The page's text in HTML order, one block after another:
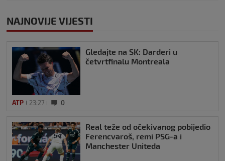
NAJNOVIJE VIJESTI
Gledajte na SK: Darderi u
četvrtfinalu Montreala
ATP 23:27 0
Real teže od očekivanog pobijedio
Ferencvaroš, remi PSG-a i
Manchester Uniteda